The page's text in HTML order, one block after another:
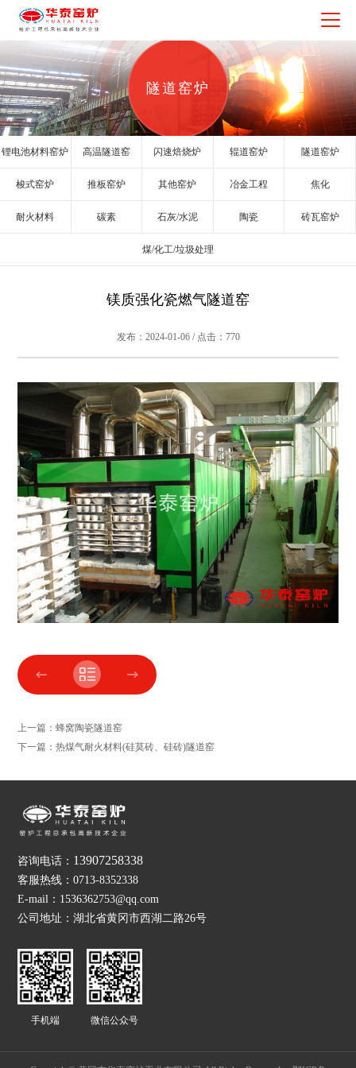
隧道窑炉
锂电池材料窑炉 高温隧道窑 闪速焙烧炉 辊道窑炉 隧道窑炉
梭式窑炉 推板窑炉 其他窑炉 冶金工程 焦化
耐火材料 碳素 石灰/水泥 陶瓷 砖瓦窑炉
煤/化工/垃圾处理
镁质强化瓷燃气隧道窑
发布：2024-01-06 / 点击：770
上一篇：蜂窝陶瓷隧道窑
下一篇：热煤气耐火材料(硅莫砖、硅砖)隧道窑
咨询电话： 13907258338
客服热线：0713-8352338
E-mail：1536362753@qq.com
公司地址：湖北省黄冈市西湖二路26号
手机端 微信公众号